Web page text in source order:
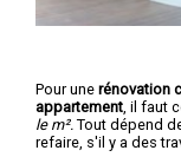
Pour une rénovation
appartement , il faut
le m². Tout dépend
refaire, s'il y a des